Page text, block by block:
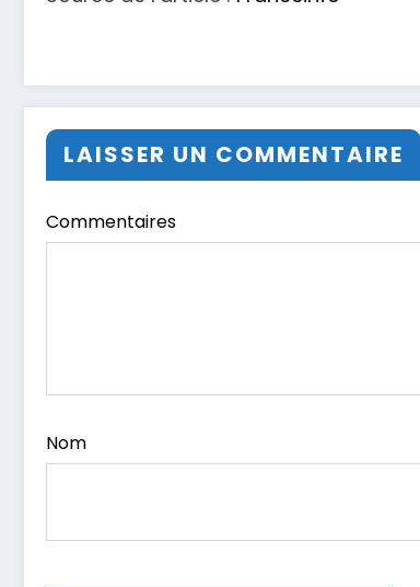
LAISSER UN COMMENTAIRE
Commentaires
Nom